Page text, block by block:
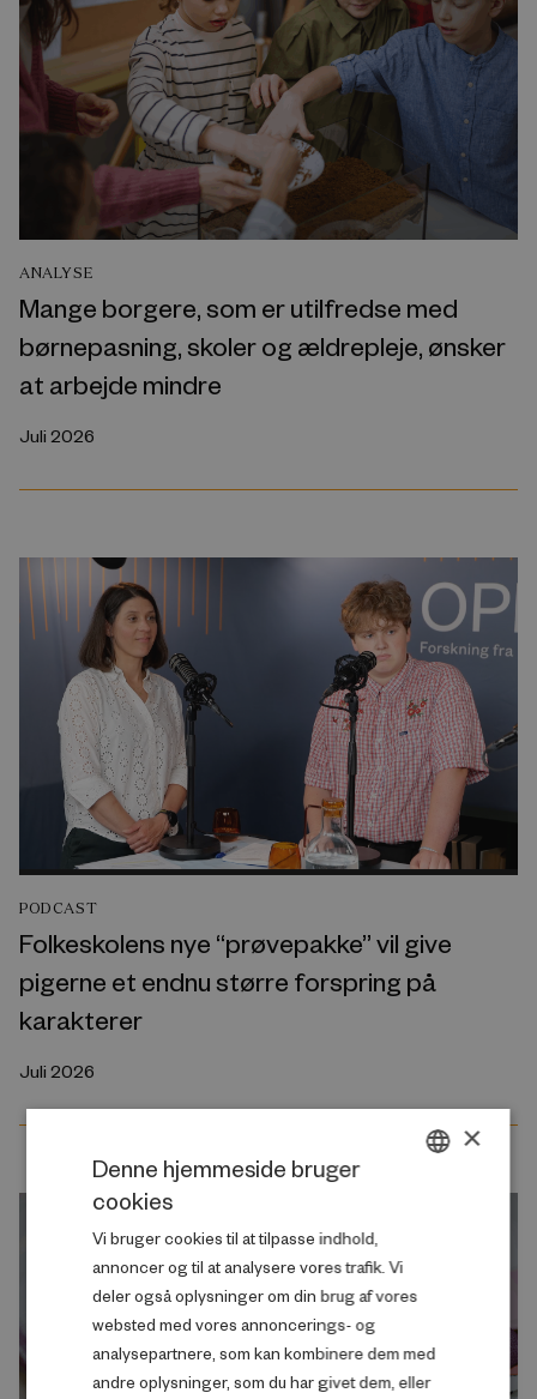
ANALYSE
Mange borgere, som er utilfredse med
børnepasning, skoler og ældrepleje, ønsker
at arbejde mindre
Juli 2026
PODCAST
Folkeskolens nye “prøvepakke” vil give
pigerne et endnu større forspring på
karakterer
Juli 2026
×
Denne hjemmeside bruger
cookies
Vi bruger cookies til at tilpasse indhold,
annoncer og til at analysere vores trafik. Vi
deler også oplysninger om din brug af vores
websted med vores annoncerings- og
analysepartnere, som kan kombinere dem med
andre oplysninger, som du har givet dem, eller